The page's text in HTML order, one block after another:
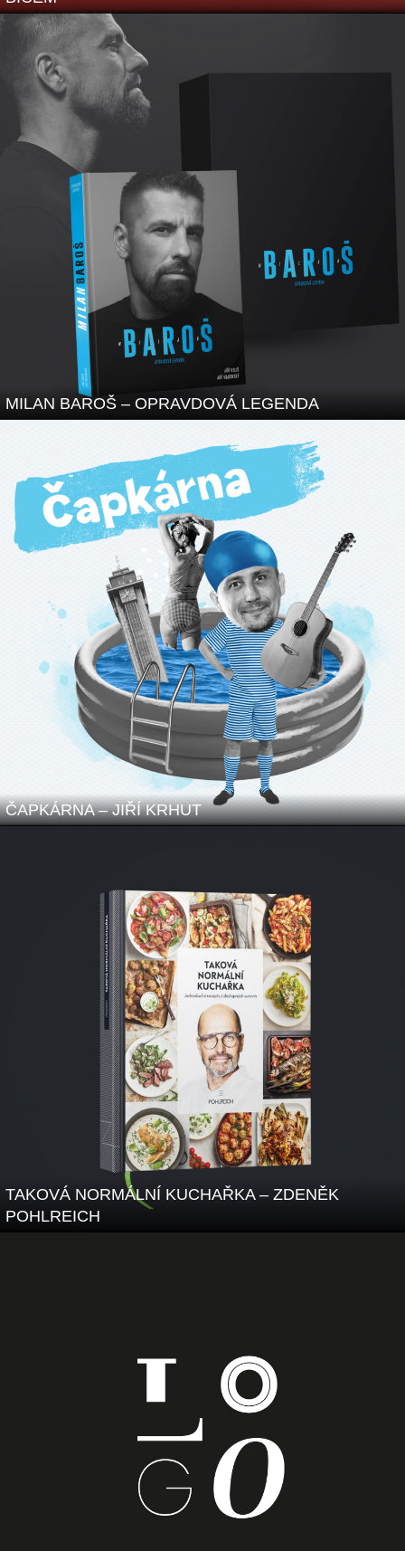
MILAN BAROŠ – OPRAVDOVÁ LEGENDA
ČAPKÁRNA – JIŘÍ KRHUT
TAKOVÁ NORMÁLNÍ KUCHAŘKA – ZDENĚK
POHLREICH